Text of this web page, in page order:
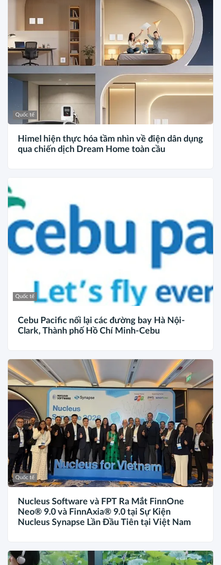
Quốc tế
Himel hiện thực hóa tầm nhìn về điện dân dụng
qua chiến dịch Dream Home toàn cầu
Quốc tế
Cebu Pacific nối lại các đường bay Hà Nội-
Clark, Thành phố Hồ Chí Minh-Cebu
Quốc tế
Nucleus Software và FPT Ra Mắt FinnOne
Neo® 9.0 và FinnAxia® 9.0 tại Sự Kiện
Nucleus Synapse Lần Đầu Tiên tại Việt Nam